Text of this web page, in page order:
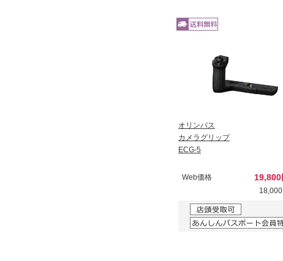
オリンパス
カメラグリップ
ECG-5
Web価格 19,800
18,000